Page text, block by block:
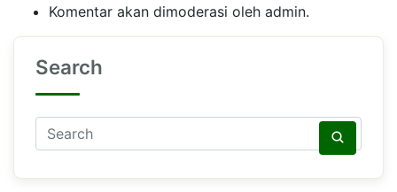
Komentar akan dimoderasi oleh admin.
Search